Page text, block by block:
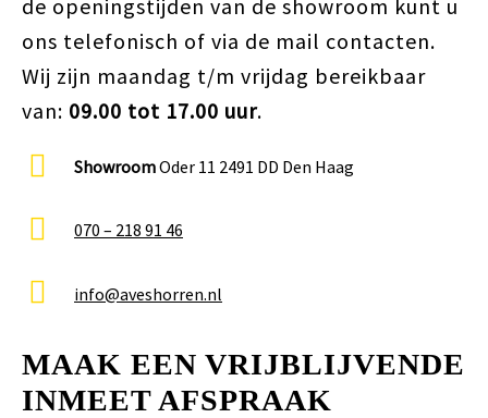
de openingstijden van de showroom kunt u
ons telefonisch of via de mail contacten.
Wij zijn maandag t/m vrijdag bereikbaar
van: 09.00 tot 17.00 uur.
ShowroomOder 11 2491 DD Den Haag
070 – 218 91 46
info@aveshorren.nl
MAAK EEN VRIJBLIJVENDE
INMEET AFSPRAAK